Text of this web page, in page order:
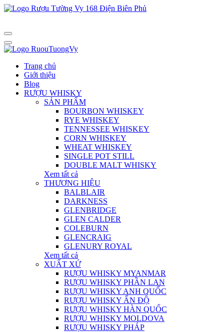
Trang chủ
Giới thiệu
Blog
RƯỢU WHISKY
SẢN PHẨM
BOURBON WHISKEY
RYE WHISKEY
TENNESSEE WHISKEY
CORN WHISKEY
WHEAT WHISKEY
SINGLE POT STILL
DOUBLE MALT WHISKY
Xem tất cả
THƯƠNG HIỆU
BALBLAIR
DARKNESS
GLENBRIDGE
GLEN CALDER
COLEBURN
GLENCRAIG
GLENURY ROYAL
Xem tất cả
XUẤT XỨ
RƯỢU WHISKY MYANMAR
RƯỢU WHISKY PHẦN LAN
RƯỢU WHISKY ANH QUỐC
RƯỢU WHISKY ẤN ĐỘ
RƯỢU WHISKY HÀN QUỐC
RƯỢU WHISKY MOLDOVA
RƯỢU WHISKY PHÁP